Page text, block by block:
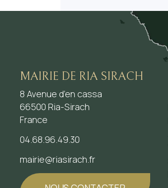
MAIRIE DE RIA SIRACH
8 Avenue d’en cassa
66500 Ria-Sirach
France
04.68.96.49.30
mairie@riasirach.fr